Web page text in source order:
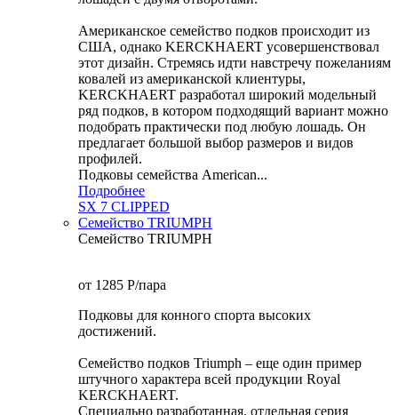
Американское семейство подков происходит из
США, однако KERCKHAERT усовершенствовал
этот дизайн. Стремясь идти навстречу пожеланиям
ковалей из американской клиентуры,
KERCKHAERT разработал широкий модельный
ряд подков, в котором подходящий вариант можно
подобрать практически под любую лошадь. Он
предлагает большой выбор размеров и видов
профилей.
Подковы семейства American...
Подробнее
SX 7 CLIPPED
Семейство TRIUMPH
Семейство TRIUMPH
от 1285 P/пара
Подковы для конного спорта высоких
достижений.
Семейство подков Triumph – еще один пример
штучного характера всей продукции Royal
KERCKHAERT.
Специально разработанная, отдельная серия